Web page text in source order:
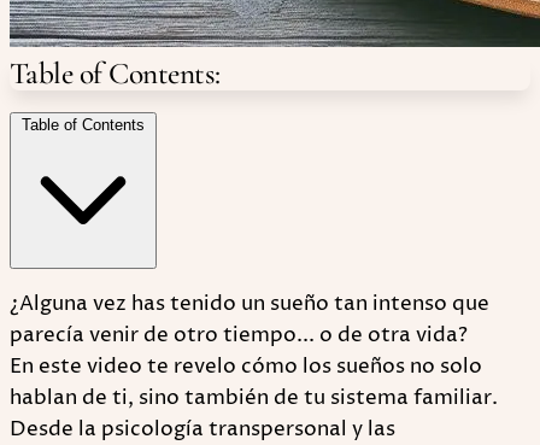
Table of Contents:
Table of Contents
¿Alguna vez has tenido un sueño tan intenso que
parecía venir de otro tiempo... o de otra vida?
En este video te revelo cómo los sueños no solo
hablan de ti, sino también de tu sistema familiar.
Desde la psicología transpersonal y las